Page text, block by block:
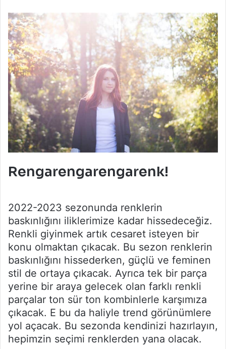
Rengarengarengarenk!
2022-2023 sezonunda renklerin
baskınlığını iliklerimize kadar hissedeceğiz.
Renkli giyinmek artık cesaret isteyen bir
konu olmaktan çıkacak. Bu sezon renklerin
baskınlığını hissederken, güçlü ve feminen
stil de ortaya çıkacak. Ayrıca tek bir parça
yerine bir araya gelecek olan farklı renkli
parçalar ton sür ton kombinlerle karşımıza
çıkacak. E bu da haliyle trend görünümlere
yol açacak. Bu sezonda kendinizi hazırlayın,
hepimzin seçimi renklerden yana olacak.